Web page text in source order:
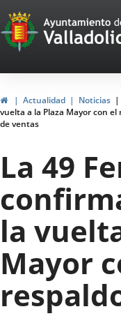
Portal
Web
del
de
Valladolid
HomeActualidad Noticias
vuelta a la Plaza Mayor con
de ventas
La 49
la
Mayor